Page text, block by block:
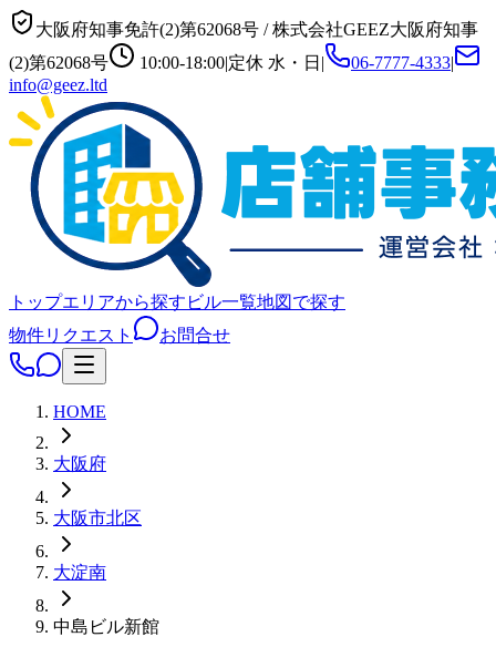
大阪府知事免許(2)第62068号 /株式会社GEEZ大阪府知事
(2)第62068号
10:00-18:00|定休 水・日 | 06-7777-4333|
info@geez.ltd
トップエリアから探す ビル一覧地図で探す
物件リクエスト
お問合せ
HOME
大阪府
大阪市北区
大淀南
中島ビル新館